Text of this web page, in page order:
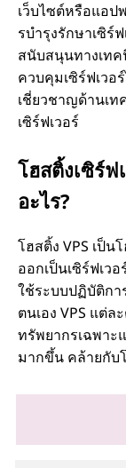
เว็บไซต์หรือแอ
รบํารุงรักษาเซิร์
สนับสนุนทางเท
ควบคุมเซิร์ฟเวอ
เชี่ยวชาญด้านเท
เซิร์ฟเวอร์
โฮสติ้งเซิร์ฟ
อะไร?
โฮสติ้ง VPS เป็น
ออกเป็นเซิร์ฟเว
ใช้ระบบปฏิบัติก
ตนเอง VPS แต่
ทรัพยากรเฉพา
มากขึ้น คล้ายกับ